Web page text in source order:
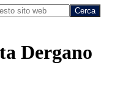
Dergano